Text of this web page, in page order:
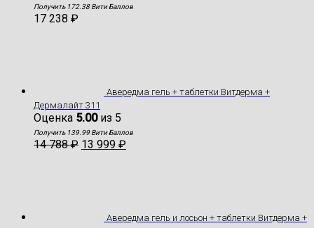
Получить 172.38 Вити Баллов
17 238 ₽
Авередма гель + таблетки Витдерма +
Дермалайт 311
Оценка 5.00из 5
Получить 139.99 Вити Баллов
14 788₽ 13 999 ₽
Авередма гель и лосьон + таблетки Витдерма +